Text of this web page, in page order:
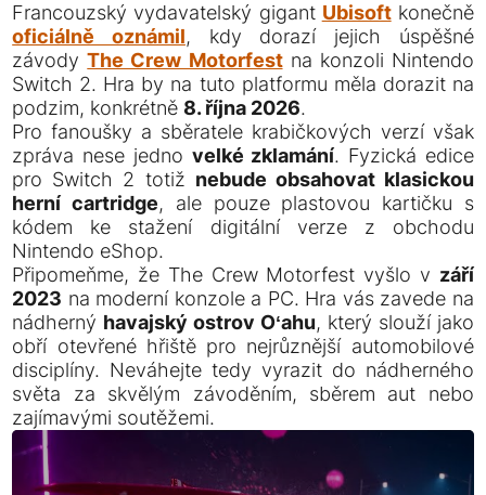
Francouzský vydavatelský gigant Ubisoftkonečně
oficiálně oznámil, kdy dorazí jejich úspěšné
závodyThe Crew Motorfestna konzoli Nintendo
Switch 2. Hra by na tuto platformu měla dorazit na
podzim, konkrétně 8. října 2026.
Pro fanoušky a sběratele krabičkových verzí však
zpráva nese jedno velké zklamání. Fyzická edice
pro Switch 2 totiž nebude obsahovat klasickou
herní cartridge, ale pouze plastovou kartičku s
kódem ke stažení digitální verze z obchodu
Nintendo eShop.
Připomeňme, že The Crew Motorfest vyšlo v září
2023 na moderní konzole a PC. Hra vás zavede na
nádherný havajský ostrov Oʻahu, který slouží jako
obří otevřené hřiště pro nejrůznější automobilové
disciplíny. Neváhejte tedy vyrazit do nádherného
světa za skvělým závoděním, sběrem aut nebo
zajímavými soutěžemi.